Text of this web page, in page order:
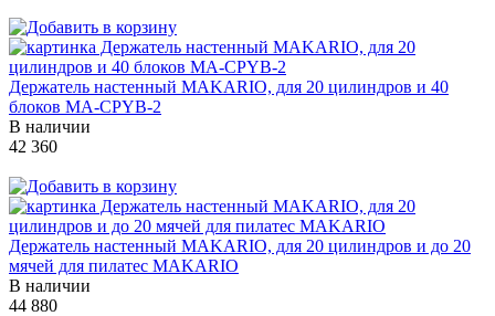
Держатель настенный MAKARIO, для 20 цилиндров и 40
блоков MA-CPYB-2
В наличии
42 360
Держатель настенный MAKARIO, для 20 цилиндров и до 20
мячей для пилатес MAKARIO
В наличии
44 880